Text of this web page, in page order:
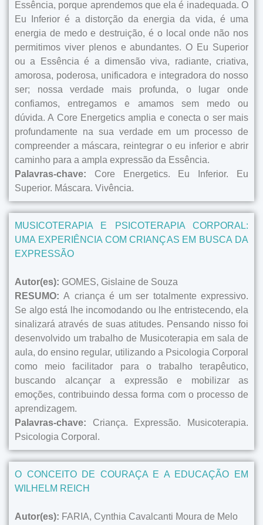
Essência, porque aprendemos que ela é inadequada. O
Eu Inferior é a distorção da energia da vida, é uma
energia de medo e destruição, é o local onde não nos
permitimos viver plenos e abundantes. O Eu Superior
ou a Essência é a dimensão viva, radiante, criativa,
amorosa, poderosa, unificadora e integradora do nosso
ser; nossa verdade mais profunda, o lugar onde
confiamos, entregamos e amamos sem medo ou
dúvida. A Core Energetics amplia e conecta o ser mais
profundamente na sua verdade em um processo de
compreender a máscara, reintegrar o eu inferior e abrir
caminho para a ampla expressão da Essência.
Palavras-chave: Core Energetics. Eu Inferior. Eu
Superior. Máscara. Vivência.
MUSICOTERAPIA E PSICOTERAPIA CORPORAL:
UMA EXPERIÊNCIA COM CRIANÇAS EM BUSCA DA
EXPRESSÃO
Autor(es): GOMES, Gislaine de Souza
RESUMO:A criança é um ser totalmente expressivo.
Se algo está lhe incomodando ou lhe entristecendo, ela
sinalizará através de suas atitudes. Pensando nisso foi
desenvolvido um trabalho de Musicoterapia em sala de
aula, do ensino regular, utilizando a Psicologia Corporal
como meio facilitador para o trabalho terapêutico,
buscando alcançar a expressão e mobilizar as
emoções, contribuindo dessa forma com o processo de
aprendizagem.
Palavras-chave: Criança. Expressão. Musicoterapia.
Psicologia Corporal.
O CONCEITO DE COURAÇA E A EDUCAÇÃO EM
WILHELM REICH
Autor(es): FARIA, Cynthia Cavalcanti Moura de Melo